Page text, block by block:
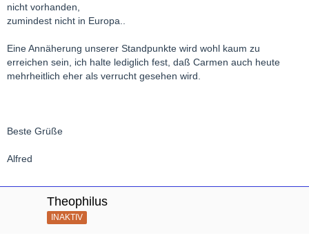
nicht vorhanden,
zumindest nicht in Europa..
Eine Annäherung unserer Standpunkte wird wohl kaum zu
erreichen sein, ich halte lediglich fest, daß Carmen auch heute
mehrheitlich eher als verrucht gesehen wird.
Beste Grüße
Alfred
Theophilus
INAKTIV